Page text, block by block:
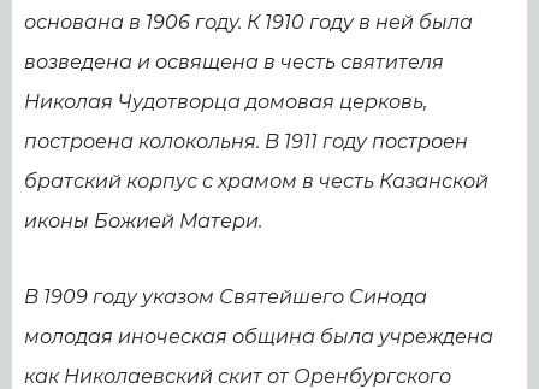
основана в 1906 году. К 1910 году в ней была
возведена и освящена в честь святителя
Николая Чудотворца домовая церковь,
построена колокольня. В 1911 году построен
братский корпус с храмом в честь Казанской
иконы Божией Матери.
В 1909 году указом Святейшего Синода
молодая иноческая община была учреждена
как Николаевский скит от Оренбургского